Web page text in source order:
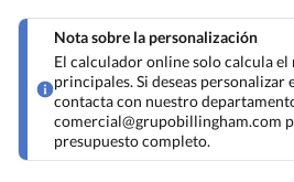
Nota sobre la personalización
El calculador online solo calcula
principales. Si deseas
contacta con nuestro
comercial@grupobillingham.com
presupuesto completo.